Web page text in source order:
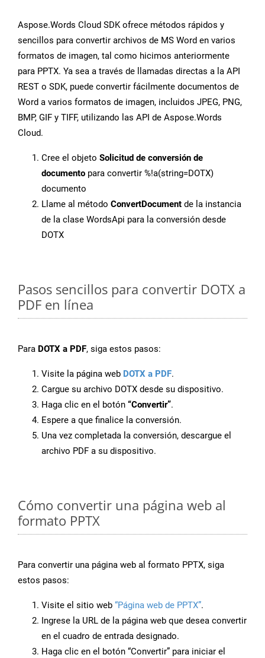
Aspose.Words Cloud SDK ofrece métodos rápidos y
sencillos para convertir archivos de MS Word en varios
formatos de imagen, tal como hicimos anteriormente
para PPTX. Ya sea a través de llamadas directas a la API
REST o SDK, puede convertir fácilmente documentos de
Word a varios formatos de imagen, incluidos JPEG, PNG,
BMP, GIF y TIFF, utilizando las API de Aspose.Words
Cloud.
Cree el objeto Solicitud de conversión de
documento para convertir %!a(string=DOTX)
documento
Llame al método ConvertDocument de la instancia
de la clase WordsApi para la conversión desde
DOTX
Pasos sencillos para convertir DOTX a
PDF en línea
Para DOTX a PDF, siga estos pasos:
Visite la página web DOTX a PDF.
Cargue su archivo DOTX desde su dispositivo.
Haga clic en el botón “Convertir”.
Espere a que finalice la conversión.
Una vez completada la conversión, descargue el
archivo PDF a su dispositivo.
Cómo convertir una página web al
formato PPTX
Para convertir una página web al formato PPTX, siga
estos pasos:
Visite el sitio web “Página web de PPTX”.
Ingrese la URL de la página web que desea convertir
en el cuadro de entrada designado.
Haga clic en el botón “Convertir” para iniciar el